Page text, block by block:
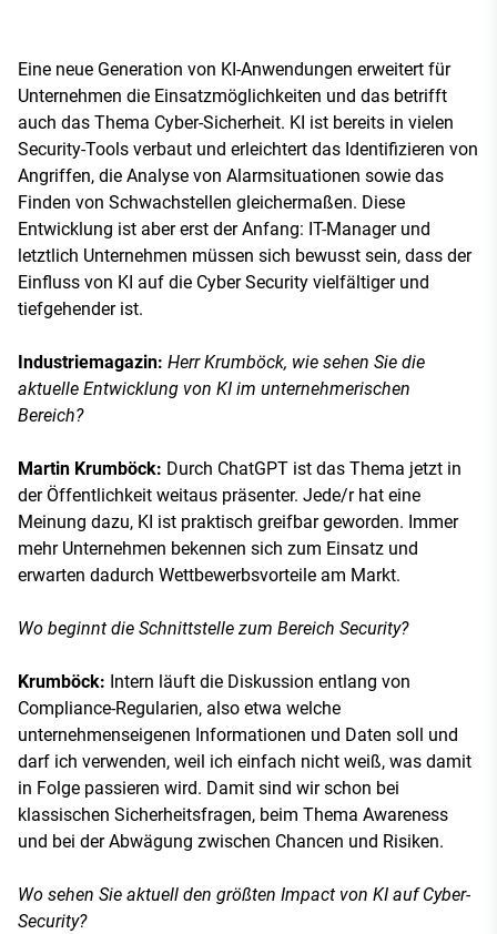
Eine neue Generation von KI-Anwendungen erweitert für
Unternehmen die Einsatzmöglichkeiten und das betrifft
auch das Thema Cyber-Sicherheit. KI ist bereits in vielen
Security-Tools verbaut und erleichtert das Identifizieren von
Angriffen, die Analyse von Alarmsituationen sowie das
Finden von Schwachstellen gleichermaßen. Diese
Entwicklung ist aber erst der Anfang: IT-Manager und
letztlich Unternehmen müssen sich bewusst sein, dass der
Einfluss von KI auf die Cyber Security vielfältiger und
tiefgehender ist.
Industriemagazin: Herr Krumböck, wie sehen Sie die
aktuelle Entwicklung von KI im unternehmerischen
Bereich?
Martin Krumböck: Durch ChatGPT ist das Thema jetzt in
der Öffentlichkeit weitaus präsenter. Jede/r hat eine
Meinung dazu, KI ist praktisch greifbar geworden. Immer
mehr Unternehmen bekennen sich zum Einsatz und
erwarten dadurch Wettbewerbsvorteile am Markt.
Wo beginnt die Schnittstelle zum Bereich Security?
Krumböck: Intern läuft die Diskussion entlang von
Compliance-Regularien, also etwa welche
unternehmenseigenen Informationen und Daten soll und
darf ich verwenden, weil ich einfach nicht weiß, was damit
in Folge passieren wird. Damit sind wir schon bei
klassischen Sicherheitsfragen, beim Thema Awareness
und bei der Abwägung zwischen Chancen und Risiken.
Wo sehen Sie aktuell den größten Impact von KI auf Cyber-
Security?